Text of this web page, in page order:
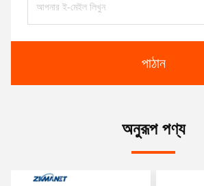
পাঠান
অনুরূপ পণ্য